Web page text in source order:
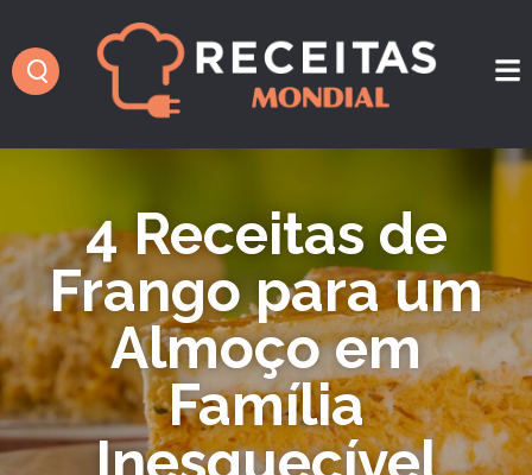
4 Receitas de
Frango para um
Almoço em
Família